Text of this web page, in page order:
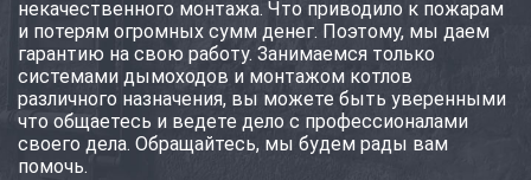
некачественного монтажа. Что приводило к пожарам
и потерям огромных сумм денег. Поэтому, мы даем
гарантию на свою работу. Занимаемся только
системами дымоходов и монтажом котлов
различного назначения, вы можете быть уверенными
что общаетесь и ведете дело с профессионалами
своего дела. Обращайтесь, мы будем рады вам
помочь.